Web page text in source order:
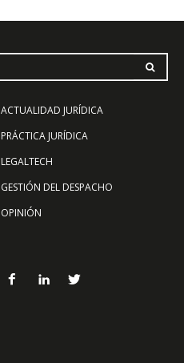
ACTUALIDAD JURÍDICA
PRÁCTICA JURÍDICA
LEGALTECH
GESTIÓN DEL DESPACHO
OPINIÓN